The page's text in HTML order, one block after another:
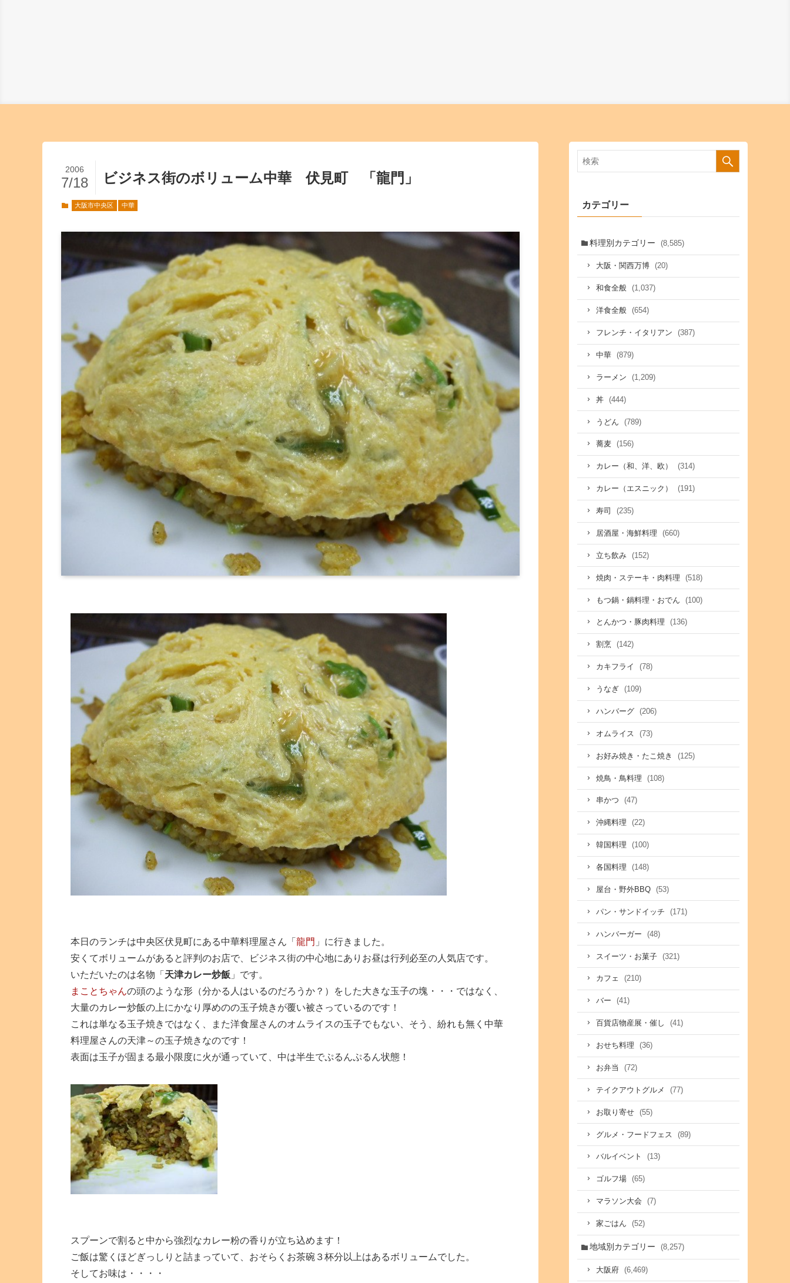
ビジネス街のボリューム中華 伏見町 「龍門」
2006
7/18
大阪市中央区 中華
本日のランチは中央区伏見町にある中華料理屋さん「 龍門 」に行きました。
安くてボリュームがあると評判のお店で、ビジネス街の中心地にありお昼は行列必至の人気店です。
いただいたのは名物「 天津カレー炒飯 」です。
まことちゃんの頭のような形（分かる人はいるのだろうか？）をした大きな玉子の塊・・・ではなく、
大量のカレー炒飯の上にかなり厚めのの玉子焼きが覆い被さっているのです！
これは単なる玉子焼きではなく、また洋食屋さんのオムライスの玉子でもない、そう、紛れも無く中華
料理屋さんの天津～の玉子焼きなのです！
表面は玉子が固まる最小限度に火が通っていて、中は半生でぷるんぷるん状態！
スプーンで割ると中から強烈なカレー粉の香りが立ち込めます！
ご飯は驚くほどぎっしりと詰まっていて、おそらくお茶碗３杯分以上はあるボリュームでした。
そしてお味は・・・・
カテゴリー
料理別カテゴリー (8,585)
大阪・関西万博 (20)
和食全般 (1,037)
洋食全般 (654)
フレンチ・イタリアン (387)
中華 (879)
ラーメン (1,209)
丼 (444)
うどん (789)
蕎麦 (156)
カレー（和、洋、欧） (314)
カレー（エスニック） (191)
寿司 (235)
居酒屋・海鮮料理 (660)
立ち飲み (152)
焼肉・ステーキ・肉料理 (518)
もつ鍋・鍋料理・おでん (100)
とんかつ・豚肉料理 (136)
割烹 (142)
カキフライ (78)
うなぎ (109)
ハンバーグ (206)
オムライス (73)
お好み焼き・たこ焼き (125)
焼鳥・鳥料理 (108)
串かつ (47)
沖縄料理 (22)
韓国料理 (100)
各国料理 (148)
屋台・野外BBQ (53)
パン・サンドイッチ (171)
ハンバーガー (48)
スイーツ・お菓子 (321)
カフェ (210)
バー (41)
百貨店物産展・催し (41)
おせち料理 (36)
お弁当 (72)
テイクアウトグルメ (77)
お取り寄せ (55)
グルメ・フードフェス (89)
バルイベント (13)
ゴルフ場 (65)
マラソン大会 (7)
家ごはん (52)
地域別カテゴリー (8,257)
大阪府 (6,469)